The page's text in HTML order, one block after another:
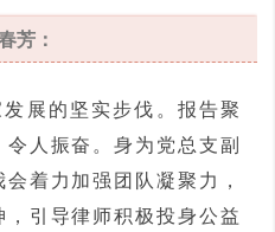
芳：
展的坚实步伐。报告聚
人振奋。身为党总支副
着力加强团队凝聚力，
引导律师积极投身公益